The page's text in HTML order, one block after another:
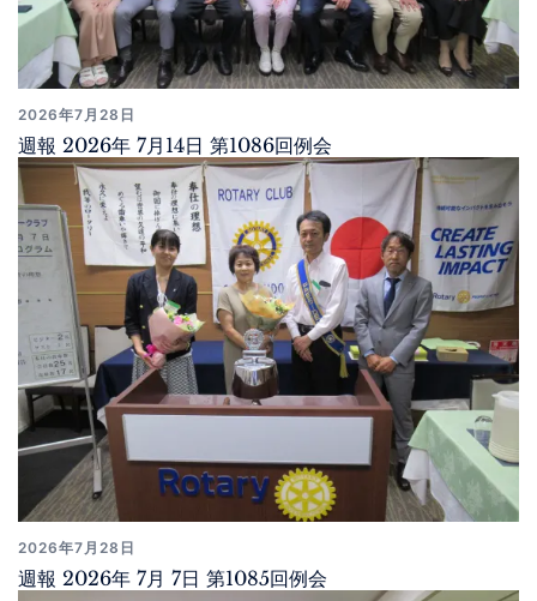
2026年7月28日
週報 2026年 7月14日 第1086回例会
2026年7月28日
週報 2026年 7月 7日 第1085回例会